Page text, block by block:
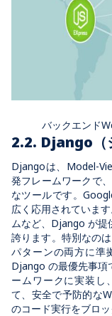
バックエンド
2.2. Django（
Djangoは、Model-
発フレームワークで
なツールです。
広く応用されていま
ムなど、Django が提
誇ります。特別なの
パターンの両方に準
Django の最優先事項
ームワークに実装し
て、安全で予防的な
のコード実行をブロッ